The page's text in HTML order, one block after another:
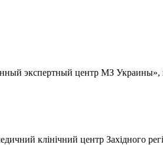
экспертный центр МЗ Украины»,
клінічний центр Західного